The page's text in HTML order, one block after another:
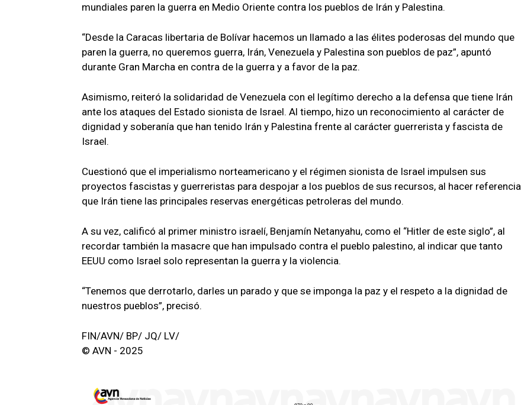
mundiales paren la guerra en Medio Oriente contra los pueblos de Irán y Palestina.
“Desde la Caracas libertaria de Bolívar hacemos un llamado a las élites poderosas del mundo que
paren la guerra, no queremos guerra, Irán, Venezuela y Palestina son pueblos de paz”, apuntó
durante Gran Marcha en contra de la guerra y a favor de la paz.
Asimismo, reiteró la solidaridad de Venezuela con el legítimo derecho a la defensa que tiene Irán
ante los ataques del Estado sionista de Israel. Al tiempo, hizo un reconocimiento al carácter de
dignidad y soberanía que han tenido Irán y Palestina frente al carácter guerrerista y fascista de
Israel.
Cuestionó que el imperialismo norteamericano y el régimen sionista de Israel impulsen sus
proyectos fascistas y guerreristas para despojar a los pueblos de sus recursos, al hacer referencia
que Irán tiene las principales reservas energéticas petroleras del mundo.
A su vez, calificó al primer ministro israelí, Benjamín Netanyahu, como el “Hitler de este siglo”, al
recordar también la masacre que han impulsado contra el pueblo palestino, al indicar que tanto
EEUU como Israel solo representan la guerra y la violencia.
“Tenemos que derrotarlo, darles un parado y que se imponga la paz y el respeto a la dignidad de
nuestros pueblos”, precisó.
FIN/AVN/ BP/ JQ/ LV/
© AVN - 2025